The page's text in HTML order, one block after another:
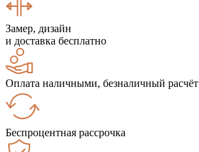
Замер, дизайн
и доставка бесплатно
Оплата наличными, безналичный расчёт
Беспроцентная рассрочка